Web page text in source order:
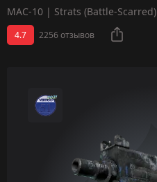
MAC-10 | Strats (Battle-Scarred)
4.7 2256 отзывов